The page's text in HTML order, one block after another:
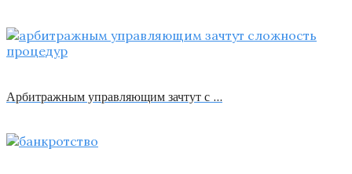
Арбитражным управляющим зачтут с …